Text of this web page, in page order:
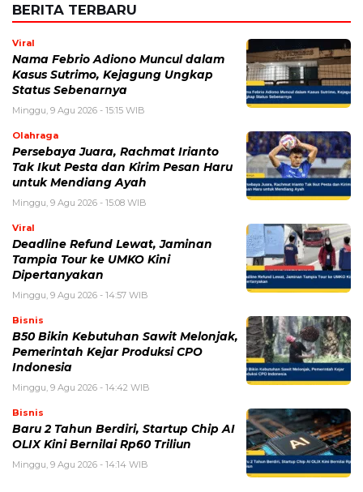
BERITA TERBARU
Viral
Nama Febrio Adiono Muncul dalam
Kasus Sutrimo, Kejagung Ungkap
Status Sebenarnya
Minggu, 9 Agu 2026 - 15:15 WIB
Olahraga
Persebaya Juara, Rachmat Irianto
Tak Ikut Pesta dan Kirim Pesan Haru
untuk Mendiang Ayah
Minggu, 9 Agu 2026 - 15:08 WIB
Viral
Deadline Refund Lewat, Jaminan
Tampia Tour ke UMKO Kini
Dipertanyakan
Minggu, 9 Agu 2026 - 14:57 WIB
Bisnis
B50 Bikin Kebutuhan Sawit Melonjak,
Pemerintah Kejar Produksi CPO
Indonesia
Minggu, 9 Agu 2026 - 14:42 WIB
Bisnis
Baru 2 Tahun Berdiri, Startup Chip AI
OLIX Kini Bernilai Rp60 Triliun
Minggu, 9 Agu 2026 - 14:14 WIB